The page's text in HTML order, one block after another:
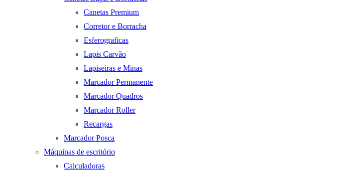
Canetas Premium
Corretor e Borracha
Esferograficas
Lapis Carvão
Lapiseiras e Minas
Marcador Permanente
Marcador Quadros
Marcador Roller
Recargas
Marcador Posca
Máquinas de escritório
Calculadoras